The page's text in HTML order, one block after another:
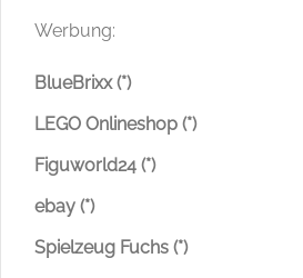
Werbung:
BlueBrixx (*)
LEGO Onlineshop (*)
Figuworld24 (*)
ebay (*)
Spielzeug Fuchs (*)